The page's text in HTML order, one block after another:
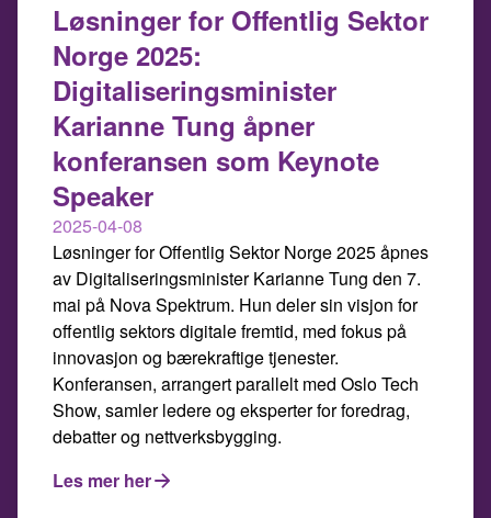
Løsninger for Offentlig Sektor
Norge 2025:
Digitaliseringsminister
Karianne Tung åpner
konferansen som Keynote
Speaker
2025-04-08
Løsninger for Offentlig Sektor Norge 2025 åpnes
av Digitaliseringsminister Karianne Tung den 7.
mai på Nova Spektrum. Hun deler sin visjon for
offentlig sektors digitale fremtid, med fokus på
innovasjon og bærekraftige tjenester.
Konferansen, arrangert parallelt med Oslo Tech
Show, samler ledere og eksperter for foredrag,
debatter og nettverksbygging.
Les mer her